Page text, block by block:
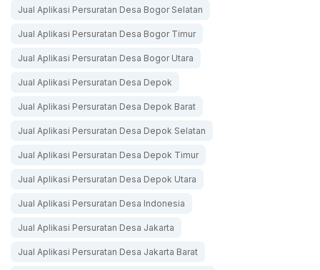
Jual Aplikasi Persuratan Desa Bogor Selatan
Jual Aplikasi Persuratan Desa Bogor Timur
Jual Aplikasi Persuratan Desa Bogor Utara
Jual Aplikasi Persuratan Desa Depok
Jual Aplikasi Persuratan Desa Depok Barat
Jual Aplikasi Persuratan Desa Depok Selatan
Jual Aplikasi Persuratan Desa Depok Timur
Jual Aplikasi Persuratan Desa Depok Utara
Jual Aplikasi Persuratan Desa Indonesia
Jual Aplikasi Persuratan Desa Jakarta
Jual Aplikasi Persuratan Desa Jakarta Barat